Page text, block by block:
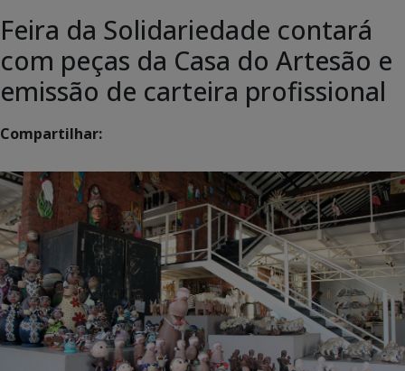
Feira da Solidariedade contará
com peças da Casa do Artesão e
emissão de carteira profissional
Compartilhar: